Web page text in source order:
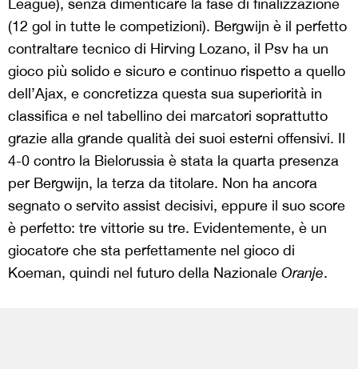
League), senza dimenticare la fase di finalizzazione
(12 gol in tutte le competizioni). Bergwijn è il perfetto
contraltare tecnico di Hirving Lozano, il Psv ha un
gioco più solido e sicuro e continuo rispetto a quello
dell’Ajax, e concretizza questa sua superiorità in
classifica e nel tabellino dei marcatori soprattutto
grazie alla grande qualità dei suoi esterni offensivi. Il
4-0 contro la Bielorussia è stata la quarta presenza
per Bergwijn, la terza da titolare. Non ha ancora
segnato o servito assist decisivi, eppure il suo score
è perfetto: tre vittorie su tre. Evidentemente, è un
giocatore che sta perfettamente nel gioco di
Koeman, quindi nel futuro della Nazionale Oranje.